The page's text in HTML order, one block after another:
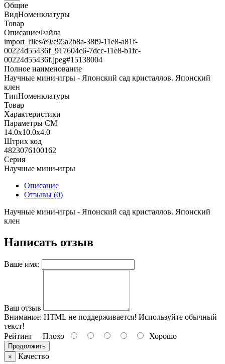
Общие
ВидНоменклатуры
Товар
ОписаниеФайла
import_files/e9/e95a2b8a-38f9-11e8-a81f-
00224d55436f_917604c6-7dcc-11e8-b1fc-
00224d55436f.jpeg#15138004
Полное наименование
Научные мини-игры - Японский сад кристаллов. Японский
клен
ТипНоменклатуры
Товар
Характеристики
Параметры СМ
14.0x10.0x4.0
Штрих код
4823076100162
Серия
Научные мини-игры
Описание
Отзывы (0)
Научные мини-игры - Японский сад кристаллов. Японский
клен
Написать отзыв
Ваше имя:
Ваш отзыв
Внимание: HTML не поддерживается! Используйте обычный
текст!
Рейтинг Плохо Хорошо
Продолжить
×
Качество